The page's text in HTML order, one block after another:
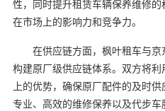
性，同时提升租赁车辆保养维修
在市场上的影响力和竞争力。
在供应链方面，枫叶租车与京
构建原厂级供应链体系。双方将
上的优势，确保原厂配件的及时
专业、高效的维修保养以及代步车